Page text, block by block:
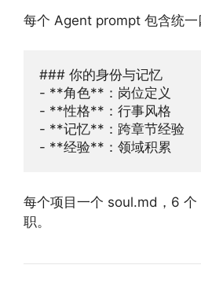
每个 Agent prompt 包含统一
### 你的身份与记忆
- **角色**：岗位定义
- **性格**：行事风格
- **记忆**：跨章节经验
每个项目一个 soul.md，6
职。